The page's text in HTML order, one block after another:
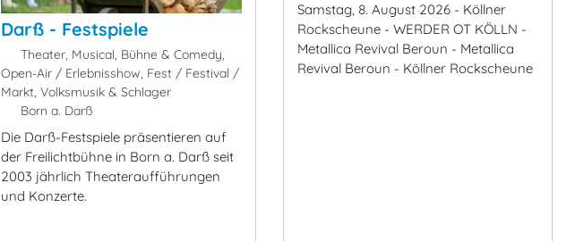
Darß - Festspiele
Theater, Musical, Bühne & Comedy,
Open-Air / Erlebnisshow, Fest / Festival /
Markt, Volksmusik & Schlager
Born a. Darß
Die Darß-Festspiele präsentieren auf
der Freilichtbühne in Born a. Darß seit
2003 jährlich Theateraufführungen
und Konzerte.
Samstag, 8. August 2026 - Köllner
Rockscheune - WERDER OT KÖLLN -
Metallica Revival Beroun - Metallica
Revival Beroun - Köllner Rockscheune